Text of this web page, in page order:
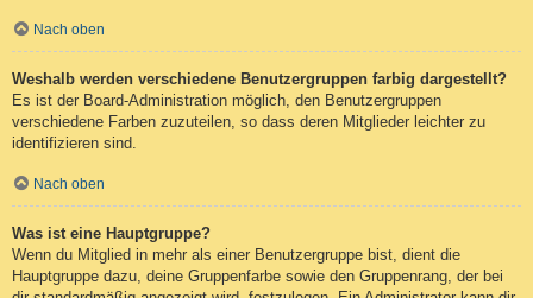
Nach oben
Weshalb werden verschiedene Benutzergruppen farbig dargestellt?
Es ist der Board-Administration möglich, den Benutzergruppen
verschiedene Farben zuzuteilen, so dass deren Mitglieder leichter zu
identifizieren sind.
Nach oben
Was ist eine Hauptgruppe?
Wenn du Mitglied in mehr als einer Benutzergruppe bist, dient die
Hauptgruppe dazu, deine Gruppenfarbe sowie den Gruppenrang, der bei